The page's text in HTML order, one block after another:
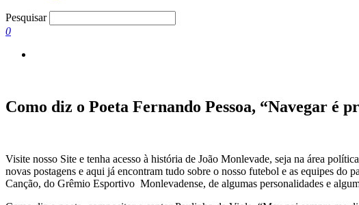
Pesquisar
0
Como diz o Poeta Fernando Pessoa, “Navegar é
Visite nosso Site e tenha acesso à história de João Monlevade, seja na área
novas postagens e aqui já encontram tudo sobre o nosso futebol e as equipes
Canção, do Grêmio Esportivo Monlevadense, de algumas personalidades e